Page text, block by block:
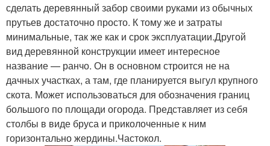
сделать деревянный забор своими руками из обычных
прутьев достаточно просто. К тому же и затраты
минимальные, так же как и срок эксплуатации.Другой
вид деревянной конструкции имеет интересное
название — ранчо. Он в основном строится не на
дачных участках, а там, где планируется выгул крупного
скота. Может использоваться для обозначения границ
большого по площади огорода. Представляет из себя
столбы в виде бруса и приколоченные к ним
горизонтально жердины.Частокол.